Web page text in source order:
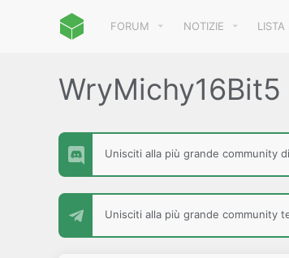
FORUM NOTIZIE LISTA
WryMichy16Bit5
Unisciti alla più grande community
Unisciti alla più grande community